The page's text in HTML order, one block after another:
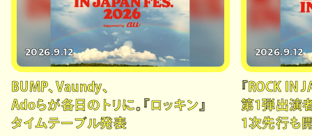
2026.9.12
BUMP、Vaundy、
Adoらが各日のトリに。『ロッキン』
タイムテーブル発表
2026.9.12
『ROCK IN
第1弾出演
1次先行も